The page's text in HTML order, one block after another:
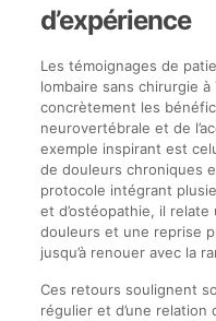
d’expérience
Les témoignages de
lombaire sans chirurgie
concrètement les
neurovertébrale et de
exemple inspirant est
de douleurs chroniques
protocole intégrant
et d’ostéopathie, il
douleurs et une reprise
jusqu’à renouer avec la
Ces retours soulignent
régulier et d’une relation